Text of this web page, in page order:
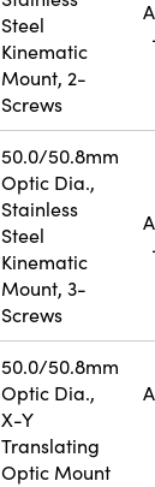
Steel
Kinematic
Mount, 2-
Screws
50.0/50.8mm
Optic Dia.,
Stainless
Steel
Kinematic
Mount, 3-
Screws
50.0/50.8mm
Optic Dia.,
X-Y
Translating
Optic Mount